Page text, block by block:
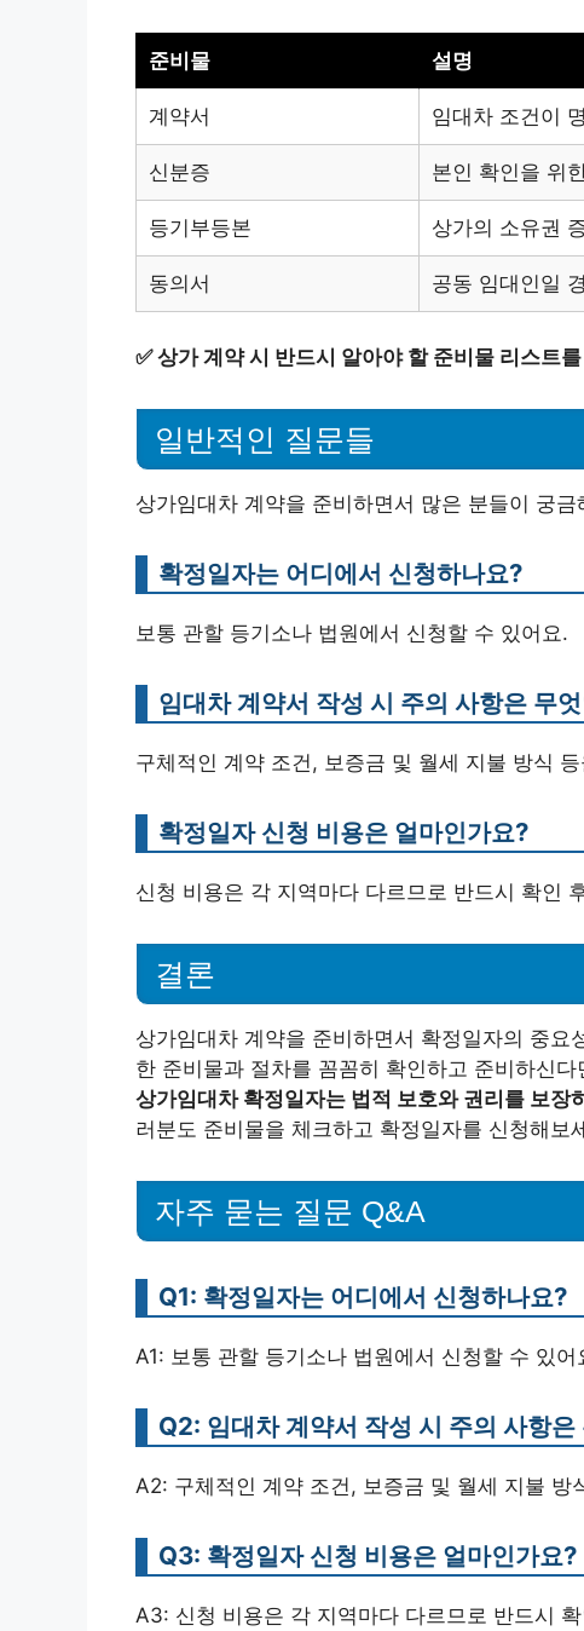
준비물 설명
계약서 임대차 조건이
신분증 본인 확인을 위
등기부등본 상가의 소유권
동의서 공동 임대인일
✅상가 계약 시 반드시 알아야 할 준비물 리스트
일반적인 질문들
상가임대차 계약을 준비하면서 많은 분들이 궁
확정일자는 어디에서 신청하나요?
보통 관할 등기소나 법원에서 신청할 수 있어요.
임대차 계약서 작성 시 주의 사항은 무
구체적인 계약 조건, 보증금 및 월세 지불 방식
확정일자 신청 비용은 얼마인가요?
신청 비용은 각 지역마다 다르므로 반드시 확인
결론
상가임대차 계약을 준비하면서 확정일자의 중
한 준비물과 절차를 꼼꼼히 확인하고 준비하신
상가임대차 확정일자는 법적 보호와 권리를 보장
러분도 준비물을 체크하고 확정일자를 신청해보
자주 묻는 질문 Q&A
Q1: 확정일자는 어디에서 신청하나요?
A1: 보통 관할 등기소나 법원에서 신청할 수 있어
Q2: 임대차 계약서 작성 시 주의 사항은
A2: 구체적인 계약 조건, 보증금 및 월세 지불 방
Q3: 확정일자 신청 비용은 얼마인가요?
A3: 신청 비용은 각 지역마다 다르므로 반드시